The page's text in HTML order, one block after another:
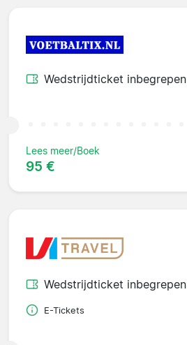
Wedstrijdticket inbegrepen
Lees meer/Boek
95 €
Wedstrijdticket inbegrepen
E-Tickets